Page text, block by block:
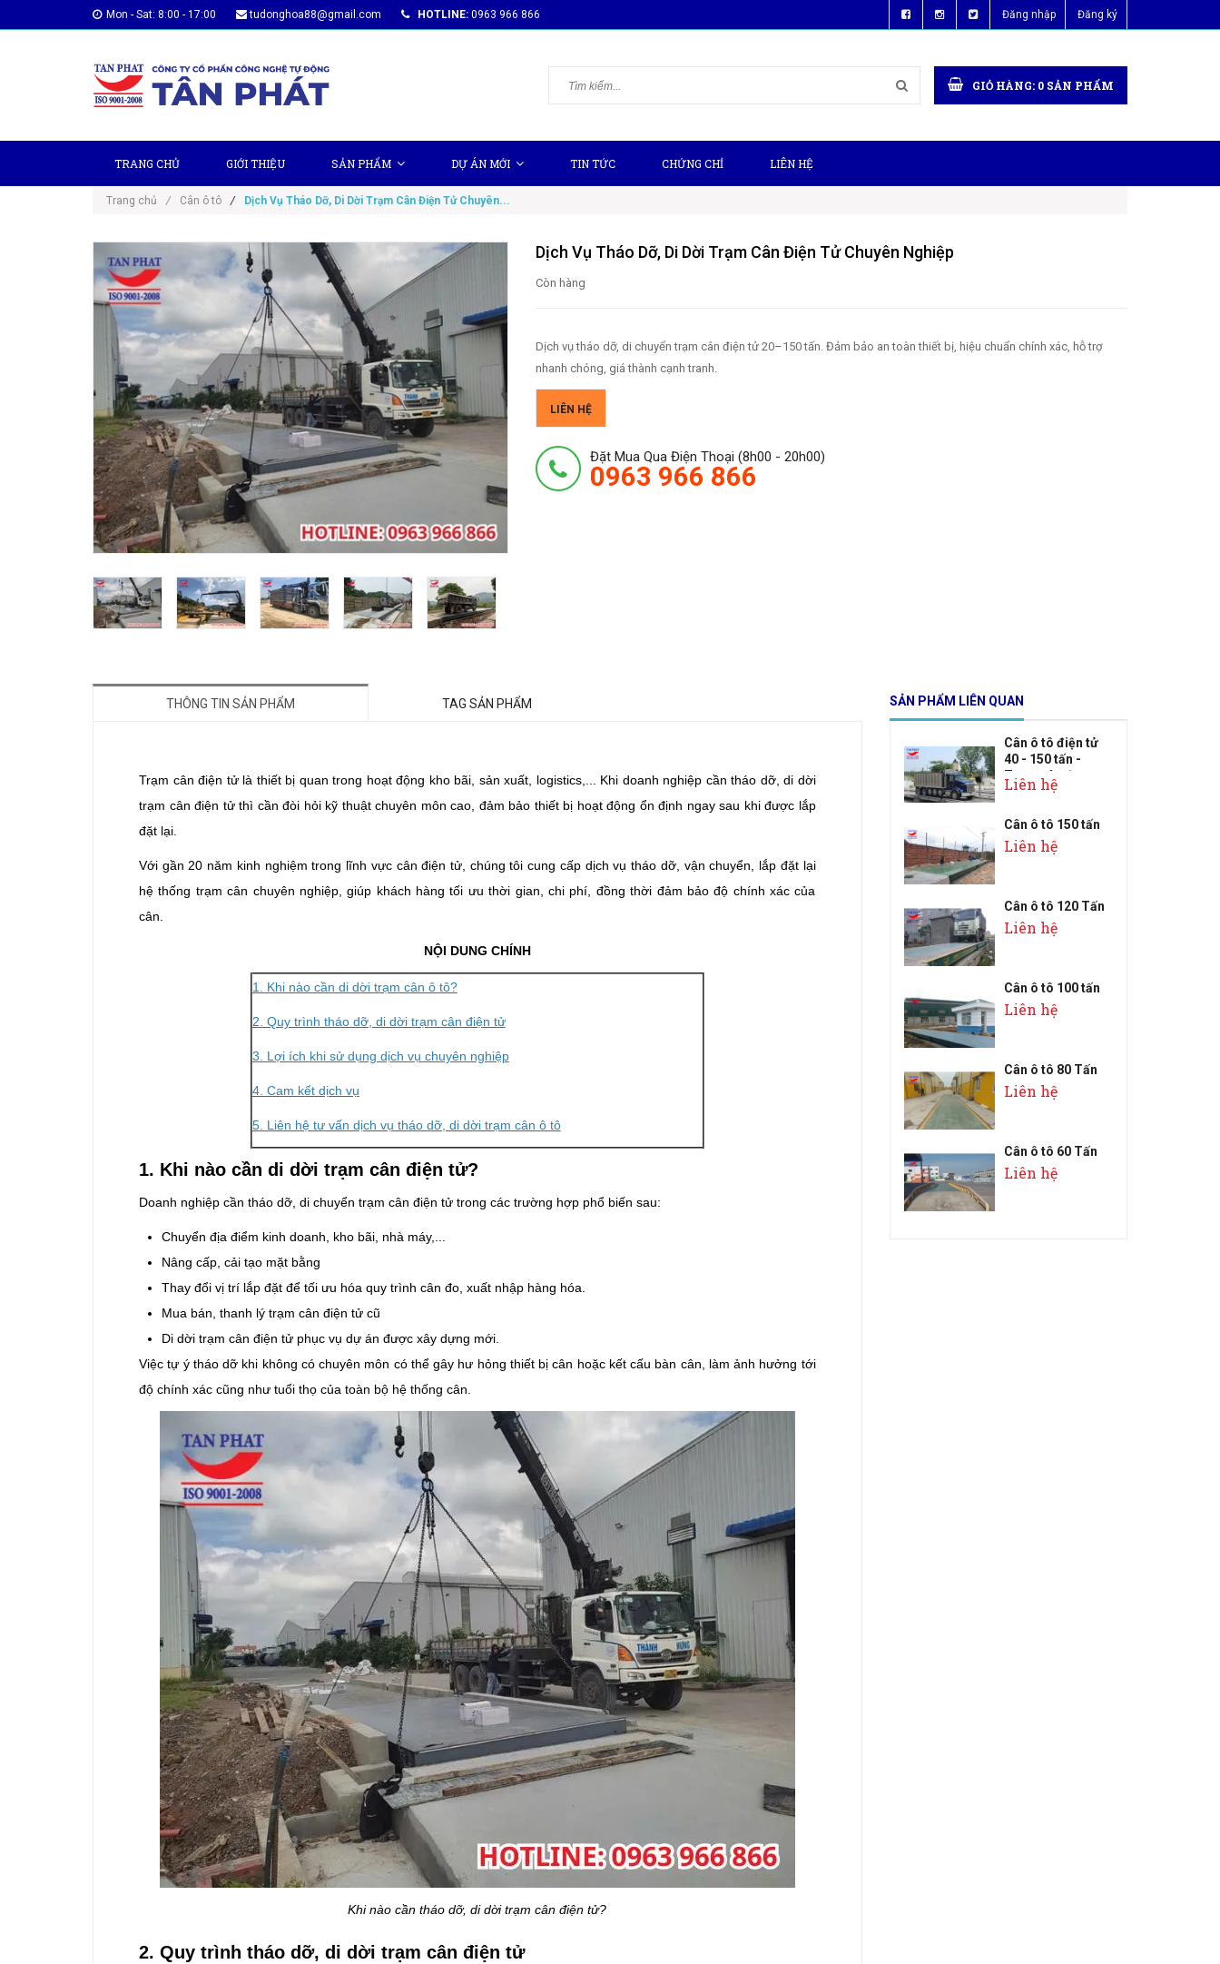
Mon - Sat: 8:00 - 17:00 tudonghoa88@gmail.com HOTLINE: 0963 966 866 Đăng nhập Đăng ký
GIỎ HÀNG: 0 SẢN PHẨM
TRANG CHỦ GIỚI THIỆU SẢN PHẨM DỰ ÁN MỚI TIN TỨC CHỨNG CHỈ LIÊN HỆ
Trang chủ / Cân ô tô / Dịch Vụ Tháo Dỡ, Di Dời Trạm Cân Điện Tử Chuyên...
Dịch Vụ Tháo Dỡ, Di Dời Trạm Cân Điện Tử Chuyên Nghiệp
Còn hàng
Dịch vụ tháo dỡ, di chuyển trạm cân điện tử 20–150 tấn. Đảm bảo an toàn thiết bị, hiệu chuẩn chính xác, hỗ trợ
nhanh chóng, giá thành cạnh tranh.
LIÊN HỆ
Đặt Mua Qua Điện Thoại (8h00 - 20h00)
0963 966 866
THÔNG TIN SẢN PHẨM TAG SẢN PHẨM
Trạm cân điện tử là thiết bị quan trong hoạt động kho bãi, sản xuất, logistics,... Khi doanh nghiệp cần tháo dỡ, di dời
trạm cân điện tử thì cần đòi hỏi kỹ thuật chuyên môn cao, đảm bảo thiết bị hoạt động ổn định ngay sau khi được lắp
đặt lại.
Với gần 20 năm kinh nghiệm trong lĩnh vực cân điện tử, chúng tôi cung cấp dịch vụ tháo dỡ, vận chuyển, lắp đặt lại
hệ thống trạm cân chuyên nghiệp, giúp khách hàng tối ưu thời gian, chi phí, đồng thời đảm bảo độ chính xác của
cân.
NỘI DUNG CHÍNH
1. Khi nào cần di dời trạm cân ô tô?
2. Quy trình tháo dỡ, di dời trạm cân điện tử
3. Lợi ích khi sử dụng dịch vụ chuyên nghiệp
4. Cam kết dịch vụ
5. Liên hệ tư vấn dịch vụ tháo dỡ, di dời trạm cân ô tô
1. Khi nào cần di dời trạm cân điện tử?
Doanh nghiệp cần tháo dỡ, di chuyển trạm cân điện tử trong các trường hợp phổ biến sau:
Chuyển địa điểm kinh doanh, kho bãi, nhà máy,...
Nâng cấp, cải tạo mặt bằng
Thay đổi vị trí lắp đặt để tối ưu hóa quy trình cân đo, xuất nhập hàng hóa.
Mua bán, thanh lý trạm cân điện tử cũ
Di dời trạm cân điện tử phục vụ dự án được xây dựng mới.
Việc tự ý tháo dỡ khi không có chuyên môn có thể gây hư hỏng thiết bị cân hoặc kết cấu bàn cân, làm ảnh hưởng tới
độ chính xác cũng như tuổi thọ của toàn bộ hệ thống cân.
Khi nào cần tháo dỡ, di dời trạm cân điện tử?
2. Quy trình tháo dỡ, di dời trạm cân điện tử
SẢN PHẨM LIÊN QUAN
Cân ô tô điện tử
40 - 150 tấn -
Trạm cân đ...
Liên hệ
Cân ô tô 150 tấn
Liên hệ
Cân ô tô 120 Tấn
Liên hệ
Cân ô tô 100 tấn
Liên hệ
Cân ô tô 80 Tấn
Liên hệ
Cân ô tô 60 Tấn
Liên hệ